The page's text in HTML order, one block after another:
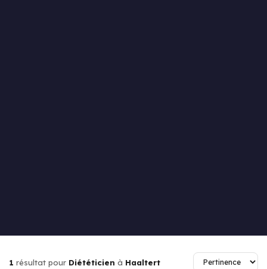
1 résultat pour Diététicien à Haaltert